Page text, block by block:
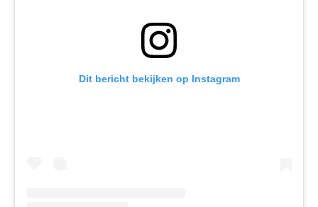
Dit bericht bekijken op Instagram